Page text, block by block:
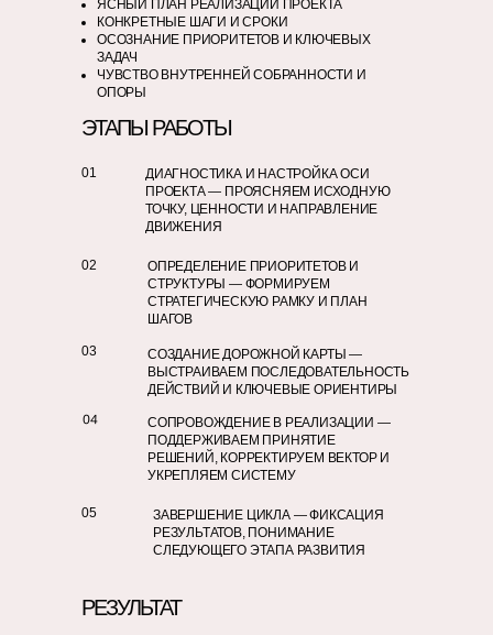
ЭТАПЫ РАБОТЫ
РЕЗУЛЬТАТ
01
02
03
04
05
ОПРЕДЕЛЕНИЕ ПРИОРИТЕТОВ И
СТРУКТУРЫ — ФОРМИРУЕМ
СТРАТЕГИЧЕСКУЮ РАМКУ И ПЛАН
ШАГОВ
ЗАВЕРШЕНИЕ ЦИКЛА — ФИКСАЦИЯ
РЕЗУЛЬТАТОВ, ПОНИМАНИЕ
СЛЕДУЮЩЕГО ЭТАПА РАЗВИТИЯ
ДИАГНОСТИКА И НАСТРОЙКА ОСИ
ПРОЕКТА — ПРОЯСНЯЕМ ИСХОДНУЮ
ТОЧКУ, ЦЕННОСТИ И НАПРАВЛЕНИЕ
ДВИЖЕНИЯ
СОЗДАНИЕ ДОРОЖНОЙ КАРТЫ —
ВЫСТРАИВАЕМ ПОСЛЕДОВАТЕЛЬНОСТЬ
ДЕЙСТВИЙ И КЛЮЧЕВЫЕ ОРИЕНТИРЫ
СОПРОВОЖДЕНИЕ В РЕАЛИЗАЦИИ —
ПОДДЕРЖИВАЕМ ПРИНЯТИЕ
РЕШЕНИЙ, КОРРЕКТИРУЕМ ВЕКТОР И
УКРЕПЛЯЕМ СИСТЕМУ
ЯСНЫЙ ПЛАН РЕАЛИЗАЦИИ ПРОЕКТА
КОНКРЕТНЫЕ ШАГИ И СРОКИ
ОСОЗНАНИЕ ПРИОРИТЕТОВ И КЛЮЧЕВЫХ
ЗАДАЧ
ЧУВСТВО ВНУТРЕННЕЙ СОБРАННОСТИ И
ОПОРЫ